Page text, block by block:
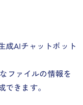
成AIチャットボット
ファイルの情報を
きます。